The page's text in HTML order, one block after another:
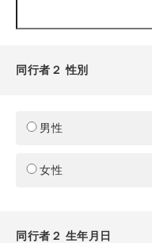
同行者２ 性別
男性
女性
同行者２ 生年月日